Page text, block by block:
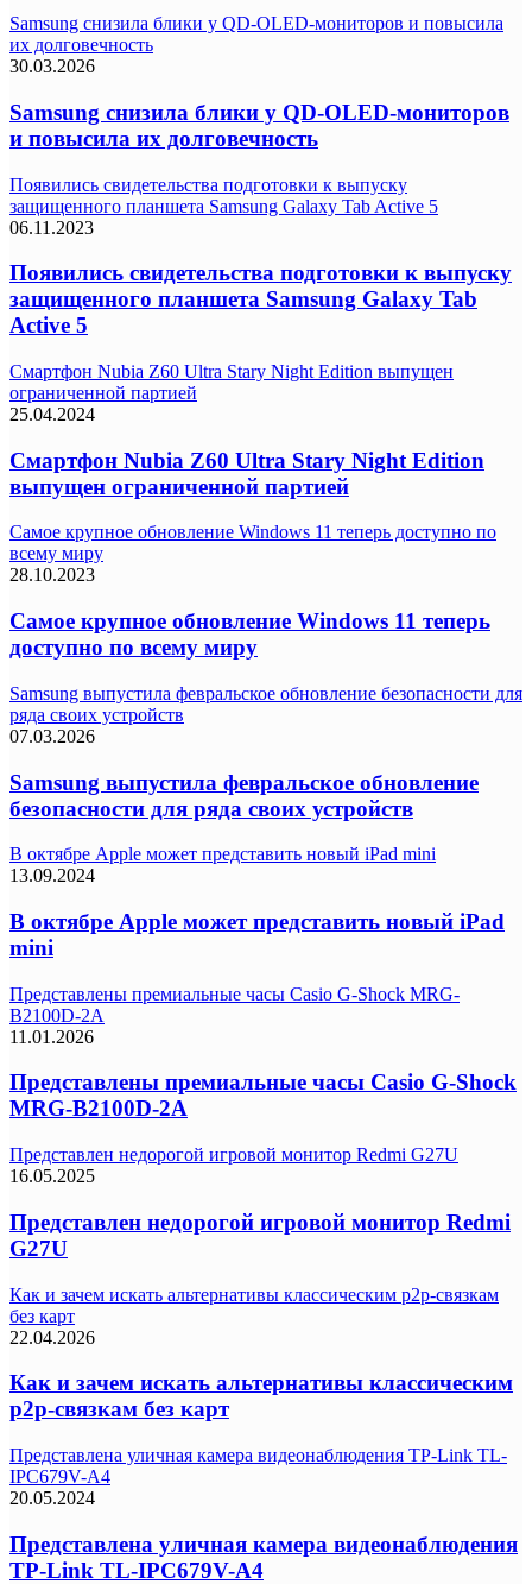
Samsung снизила блики у QD-OLED-мониторов и повысила
их долговечность
30.03.2026
Samsung снизила блики у QD-OLED-мониторов
и повысила их долговечность
Появились свидетельства подготовки к выпуску
защищенного планшета Samsung Galaxy Tab Active 5
06.11.2023
Появились свидетельства подготовки к выпуску
защищенного планшета Samsung Galaxy Tab
Active 5
Смартфон Nubia Z60 Ultra Stary Night Edition выпущен
ограниченной партией
25.04.2024
Смартфон Nubia Z60 Ultra Stary Night Edition
выпущен ограниченной партией
Самое крупное обновление Windows 11 теперь доступно по
всему миру
28.10.2023
Самое крупное обновление Windows 11 теперь
доступно по всему миру
Samsung выпустила февральское обновление безопасности для
ряда своих устройств
07.03.2026
Samsung выпустила февральское обновление
безопасности для ряда своих устройств
В октябре Apple может представить новый iPad mini
13.09.2024
В октябре Apple может представить новый iPad
mini
Представлены премиальные часы Casio G-Shock MRG-
B2100D-2A
11.01.2026
Представлены премиальные часы Casio G-Shock
MRG-B2100D-2A
Представлен недорогой игровой монитор Redmi G27U
16.05.2025
Представлен недорогой игровой монитор Redmi
G27U
Как и зачем искать альтернативы классическим p2p-связкам
без карт
22.04.2026
Как и зачем искать альтернативы классическим
p2p-связкам без карт
Представлена уличная камера видеонаблюдения TP-Link TL-
IPC679V-A4
20.05.2024
Представлена уличная камера видеонаблюдения
TP-Link TL-IPC679V-A4